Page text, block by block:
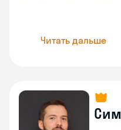
Читать дальше